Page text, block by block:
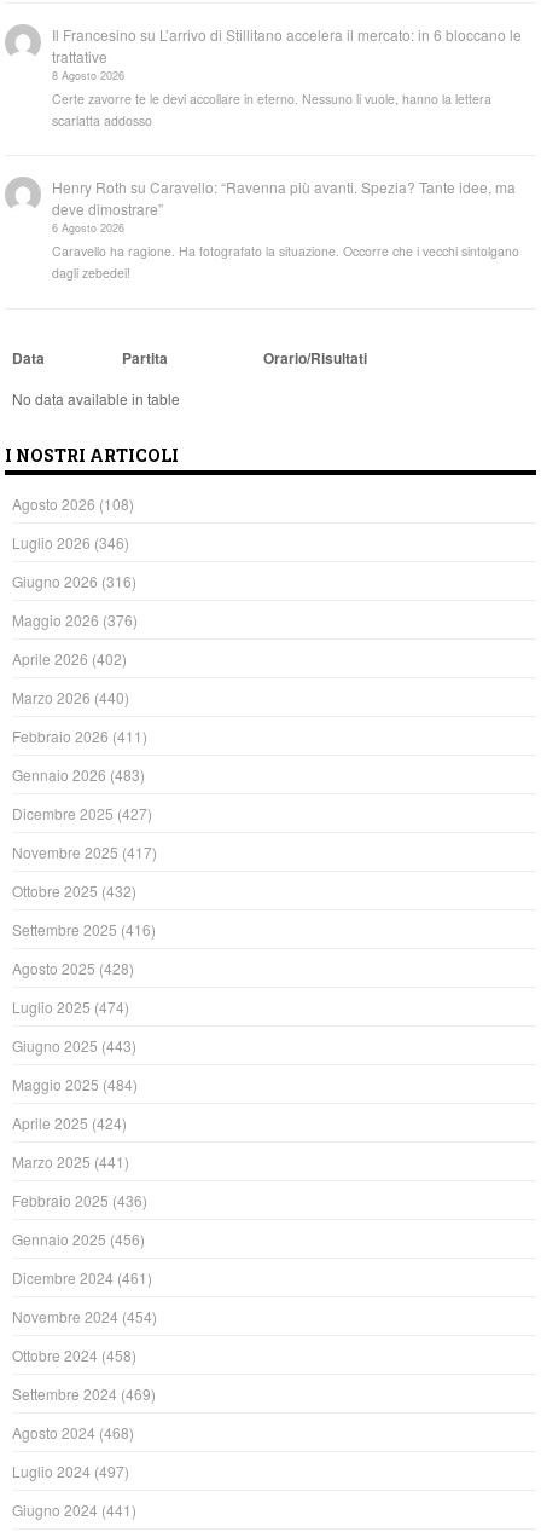
Il Francesino su L’arrivo di Stillitano accelera il mercato: in 6 bloccano le
trattative
8 Agosto 2026
Certe zavorre te le devi accollare in eterno. Nessuno li vuole, hanno la lettera
scarlatta addosso
Henry Roth suCaravello: “Ravenna più avanti. Spezia? Tante idee, ma
deve dimostrare”
6 Agosto 2026
Caravello ha ragione. Ha fotografato la situazione. Occorre che i vecchi sintolgano
dagli zebedei!
Data Partita Orario/Risultati
No data available in table
I NOSTRI ARTICOLI
Agosto 2026 (108)
Luglio 2026 (346)
Giugno 2026 (316)
Maggio 2026 (376)
Aprile 2026 (402)
Marzo 2026 (440)
Febbraio 2026 (411)
Gennaio 2026 (483)
Dicembre 2025 (427)
Novembre 2025 (417)
Ottobre 2025 (432)
Settembre 2025 (416)
Agosto 2025 (428)
Luglio 2025 (474)
Giugno 2025 (443)
Maggio 2025 (484)
Aprile 2025 (424)
Marzo 2025 (441)
Febbraio 2025 (436)
Gennaio 2025 (456)
Dicembre 2024 (461)
Novembre 2024 (454)
Ottobre 2024 (458)
Settembre 2024 (469)
Agosto 2024 (468)
Luglio 2024 (497)
Giugno 2024 (441)